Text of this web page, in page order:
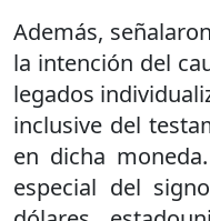
Además,
la intención del
legados
inclusive del
en dicha
especial del